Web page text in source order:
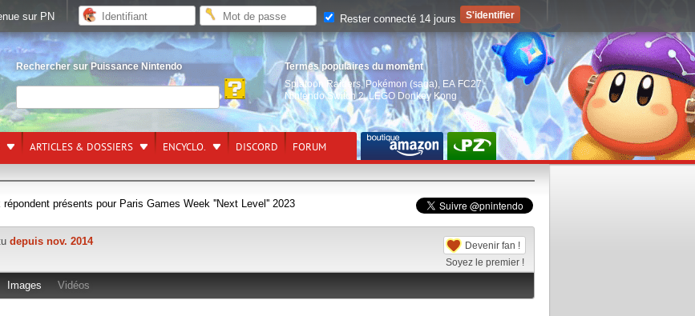
Rechercher sur Puissance Nintendo
Termes populaires du moment
Splatoon Raiders, Pokémon (saga) EA FC27,
Nintendo Switch 2,LEGO Donkey Kong
ARTICLES & DOSSIERS ENCYCLO. DISCORD FORUM
présents pour Paris Games Week ''Next Level'' 2023
Devenir fan !
Soyez le premier !
depuis nov. 2014
Images Vidéos
sur PN Rester connecté 14 jours